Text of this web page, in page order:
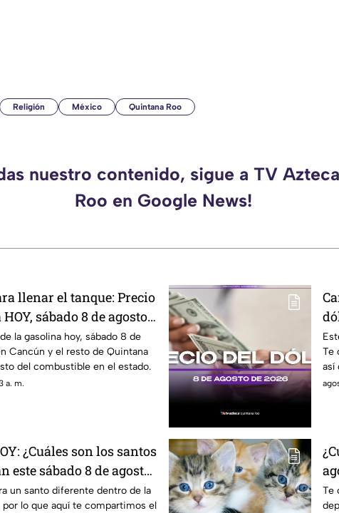
Religión México Quintana Roo
nuestro contenido, sigue a TV
Roo en Google News!
llenar el tanque: Precio
sábado 8 de agosto
Roo
la gasolina hoy, sábado 8 de
Cancún y el resto de Quintana
del combustible en el estado.
a. m.
Te
así
¿Cuáles son los santos
este sábado 8 de agosto
un santo diferente dentro de la
lo que aquí te compartimos el
Te